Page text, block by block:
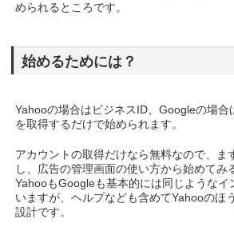
められるところです。
始めるためには？
Yahooの場合はビジネスID、Googleの場合
を取得するだけで始められます。
アカウントの取得だけなら無料なので、ま
し、広告の管理画面の使い方から始めてみ
YahooもGoogleも基本的には同じようなイ
いますが、ヘルプなども含めてYahooのほ
設計です。